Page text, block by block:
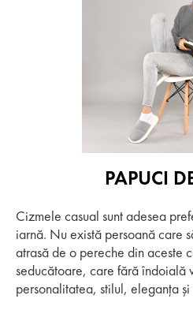
PAPUCI
Cizmele casual sunt adesea
iarnă. Nu există persoană care
atrasă de o pereche din aceste
seducătoare, care fără îndoială
personalitatea, stilul, eleganța